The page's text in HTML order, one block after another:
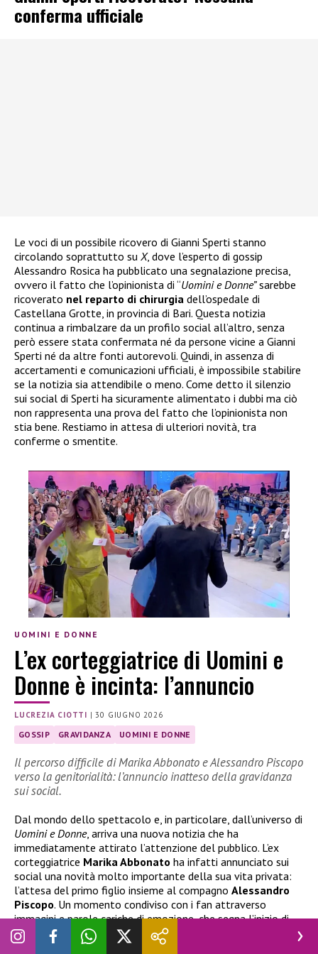
conferma ufficiale
Le voci di un possibile ricovero di Gianni Sperti stanno
circolando soprattutto su X, dove l’esperto di gossip
Alessandro Rosica ha pubblicato una segnalazione precisa,
ovvero il fatto che l’opinionista di “Uomini e Donne”sarebbe
ricoverato nel reparto di chirurgia dell’ospedale di
Castellana Grotte, in provincia di Bari. Questa notizia
continua a rimbalzare da un profilo social all’altro, senza
però essere stata confermata né da persone vicine a Gianni
Sperti né da altre fonti autorevoli. Quindi, in assenza di
accertamenti e comunicazioni ufficiali, è impossibile stabilire
se la notizia sia attendibile o meno. Come detto il silenzio
sui social di Sperti ha sicuramente alimentato i dubbi ma ciò
non rappresenta una prova del fatto che l’opinionista non
stia bene. Restiamo in attesa di ulteriori novità, tra
conferme o smentite.
UOMINI E DONNE
L’ex corteggiatrice di Uomini e
Donne è incinta: l’annuncio
LUCREZIA CIOTTI |30 GIUGNO 2026
GOSSIP GRAVIDANZA UOMINI E DONNE
Il percorso difficile di Marika Abbonato e Alessandro Piscopo
verso la genitorialità: l’annuncio inatteso della gravidanza
sui social.
Dal mondo dello spettacolo e, in particolare, dall’universo di
Uomini e Donne, arriva una nuova notizia che ha
immediatamente attirato l’attenzione del pubblico. L’ex
corteggiatrice Marika Abbonato ha infatti annunciato sui
social una novità molto importante della sua vita privata:
l’attesa del primo figlio insieme al compagno Alessandro
Piscopo. Un momento condiviso con i fan attraverso
immagini e parole cariche di emozione, che segna l’inizio di
una nuova fase personale per la coppia.